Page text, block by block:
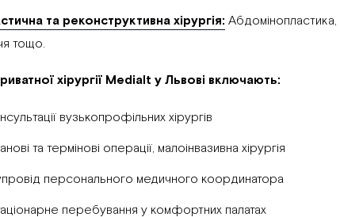
та реконструктивна хірургія:
тощо.
хірургії Medialt у Львові включають:
вузькопрофільних хірургів
та термінові операції, малоінвазивна хірургія
персонального медичного координатора
перебування у комфортних палатах